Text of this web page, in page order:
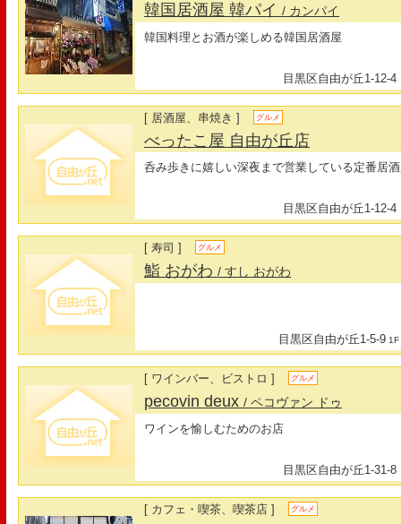
韓国居酒屋 韓パイ/ カンパイ
韓国料理とお酒が楽しめる韓国居酒屋
目黒区自由が丘1-12-4
[ 居酒屋、串焼き ] グルメ
べったこ屋 自由が丘店
呑み歩きに嬉しい深夜まで営業している定番居
目黒区自由が丘1-12-4
[ 寿司 ] グルメ
鮨 おがわ/ すし おがわ
目黒区自由が丘1-5-9 1F
[ ワインバー、ビストロ ] グルメ
pecovin deux/ ペコヴァン ドゥ
ワインを愉しむためのお店
目黒区自由が丘1-31-8
[ カフェ・喫茶、喫茶店 ] グルメ